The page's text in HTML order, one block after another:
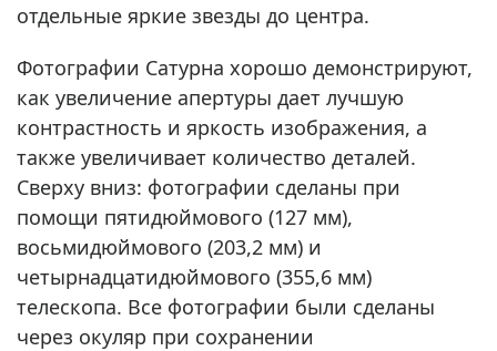
отдельные яркие звезды до центра.
Фотографии Сатурна хорошо демонстрируют,
как увеличение апертуры дает лучшую
контрастность и яркость изображения, а
также увеличивает количество деталей.
Сверху вниз: фотографии сделаны при
помощи пятидюймового (127 мм),
восьмидюймового (203,2 мм) и
четырнадцатидюймового (355,6 мм)
телескопа. Все фотографии были сделаны
через окуляр при сохранении